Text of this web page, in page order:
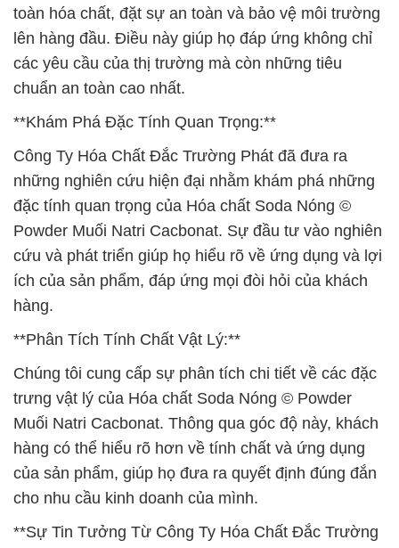
toàn hóa chất, đặt sự an toàn và bảo vệ môi trường
lên hàng đầu. Điều này giúp họ đáp ứng không chỉ
các yêu cầu của thị trường mà còn những tiêu
chuẩn an toàn cao nhất.
**Khám Phá Đặc Tính Quan Trọng:**
Công Ty Hóa Chất Đắc Trường Phát đã đưa ra
những nghiên cứu hiện đại nhằm khám phá những
đặc tính quan trọng của Hóa chất Soda Nóng ©
Powder Muối Natri Cacbonat. Sự đầu tư vào nghiên
cứu và phát triển giúp họ hiểu rõ về ứng dụng và lợi
ích của sản phẩm, đáp ứng mọi đòi hỏi của khách
hàng.
**Phân Tích Tính Chất Vật Lý:**
Chúng tôi cung cấp sự phân tích chi tiết về các đặc
trưng vật lý của Hóa chất Soda Nóng © Powder
Muối Natri Cacbonat. Thông qua góc độ này, khách
hàng có thể hiểu rõ hơn về tính chất và ứng dụng
của sản phẩm, giúp họ đưa ra quyết định đúng đắn
cho nhu cầu kinh doanh của mình.
**Sự Tin Tưởng Từ Công Ty Hóa Chất Đắc Trường